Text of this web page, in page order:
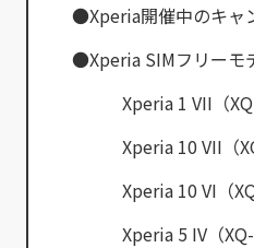
●Xperia開催中のキャ
●Xperia SIMフリーモ
Xperia 1 VII（
Xperia 10 VII（
Xperia 10 VI（
Xperia 5 IV（XQ-